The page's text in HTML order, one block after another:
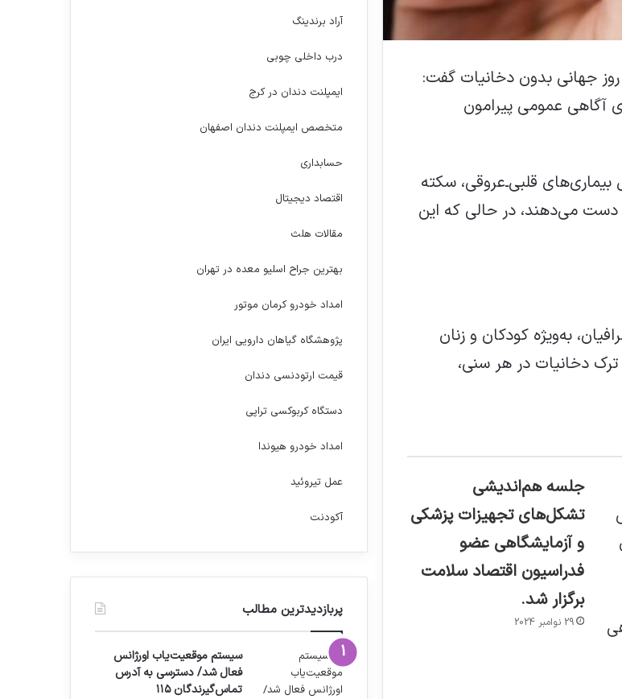
جهانی بدون دخانیات گفت:
آگاهی عمومی پیرامون
قلبی‌ـ‌عروقی، سکته
دست می‌دهند، در حالی که این
به‌ویژه کودکان و زنان
دخانیات در هر سنی،
جلسه هم‌اندیشی
تشکل‌های تجهیزات پزشکی
و آزمایشگاهی عضو
فدراسیون اقتصاد سلامت
برگزار شد.
29 نوامبر 2024
آراد برندینگ
درب داخلی چوبی
ایمپلنت دندان در کرج
متخصص ایمپلنت دندان اصفهان
حسابداری
اقتصاد دیجیتال
مقالات هلث
بهترین جراح اسلیو معده در تهران
امداد خودرو کرمان موتور
پژوهشگاه گیاهان دارویی ایران
قیمت ارتودنسی دندان
دستگاه کربوکسی تراپی
امداد خودرو هیوندا
عمل تیروئید
آکودنت
پربازدیدترین مطالب
سیستم موقعیت‌یاب اورژانس
فعال شد/ دسترسی به آدرس
تماس‌گیرندگان ۱۱۵